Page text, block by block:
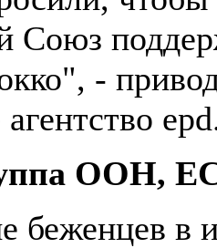
Союз
-
ООН,
беженцев в